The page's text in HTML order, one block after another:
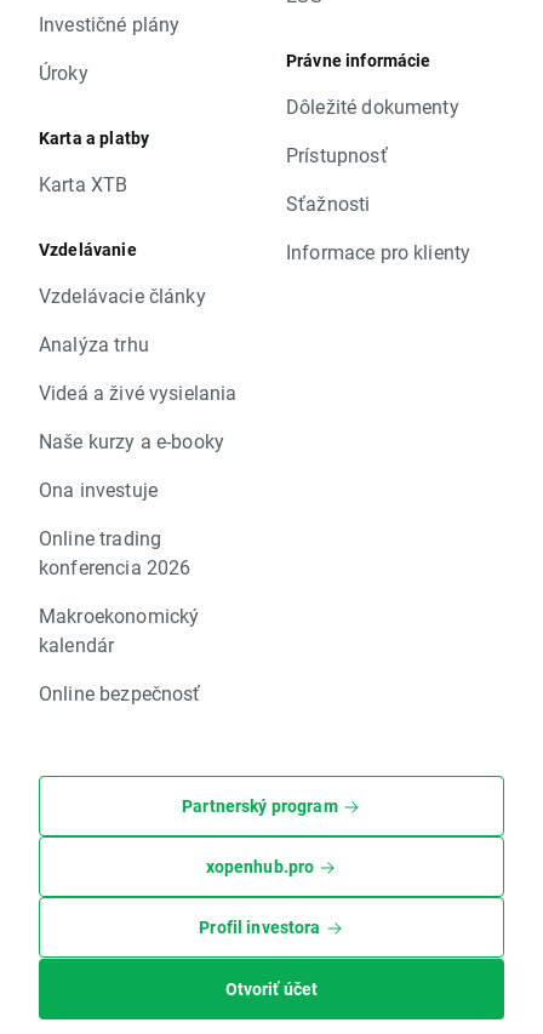
Investičné plány
Úroky
Karta a platby
Karta XTB
Vzdelávanie
Vzdelávacie články
Analýza trhu
Videá a živé vysielania
Naše kurzy a e-booky
Ona investuje
Online trading
konferencia 2026
Makroekonomický
kalendár
Online bezpečnosť
Právne informácie
Dôležité dokumenty
Prístupnosť
Sťažnosti
Informace pro klienty
Partnerský program
xopenhub.pro
Profil investora
Otvoriť účet